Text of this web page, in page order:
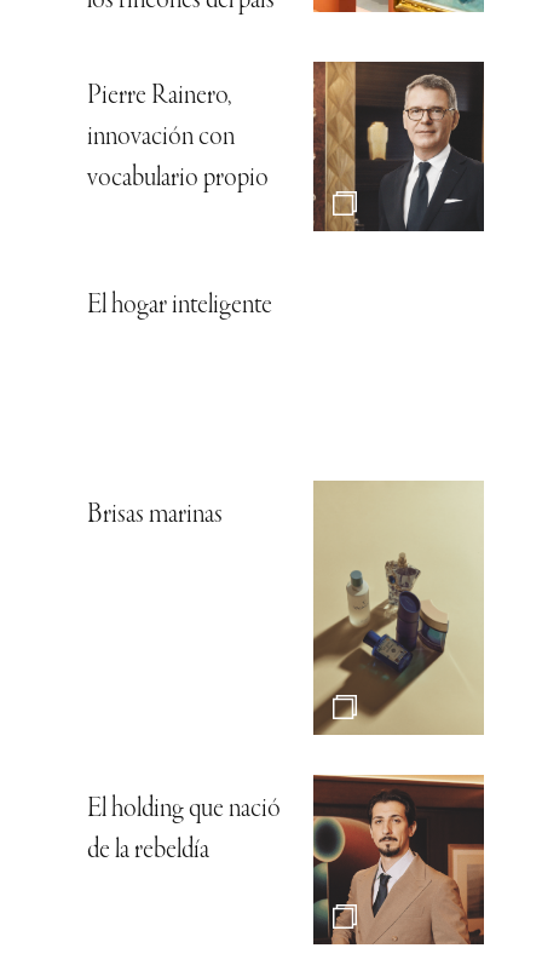
Pierre Rainero,
innovación con
vocabulario propio
El hogar inteligente
Brisas marinas
El holding que nació
de la rebeldía